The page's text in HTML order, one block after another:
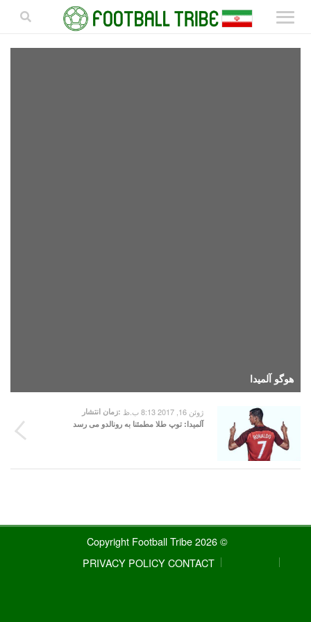
هوگو آلمیدا
زمان انتشار: ژوئن 16, 2017 8:13 ب.ظ
آلمیدا: توپ طلا مطمئنا به رونالدو می رسد
© 2026 Copyright Football Tribe
CONTACT
PRIVACY POLICY